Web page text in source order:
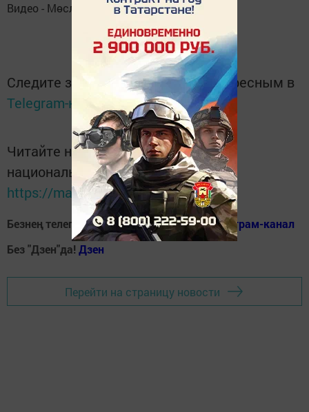
Видео - Мөслим гимназиясеннән.
Следите за самым важным и интересным в
Telegram-канале
Татмедиа
Читайте новости Татарстана в
национальном мессенджере MАХ:
https://max.ru/tatmedia
Безнең телеграм каналга кушылыгыз!Телеграм-канал
Без "Дзен"да! Дзен
Перейти на страницу новости